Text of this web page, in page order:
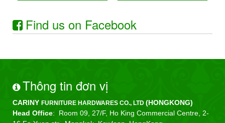
Find us on Facebook
Thông tin đơn vị
CARINY FURNITURE HARDWARES CO., LTD (HONGKONG)
Head Office: Room 09, 27/F, Ho King Commercial Centre, 2-